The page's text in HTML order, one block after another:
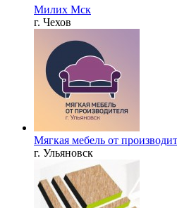
Милих Мск
г. Чехов
Мягкая мебель от
г. Ульяновск